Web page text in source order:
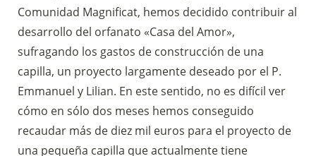
Comunidad Magnificat, hemos decidido contribuir al
desarrollo del orfanato «Casa del Amor»,
sufragando los gastos de construcción de una
capilla, un proyecto largamente deseado por el P.
Emmanuel y Lilian. En este sentido, no es difícil ver
cómo en sólo dos meses hemos conseguido
recaudar más de diez mil euros para el proyecto de
una pequeña capilla que actualmente tiene